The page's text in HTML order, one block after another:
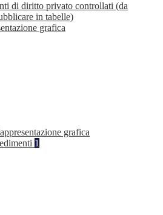
di diritto privato controllati (da
in tabelle)
grafica
grafica
1